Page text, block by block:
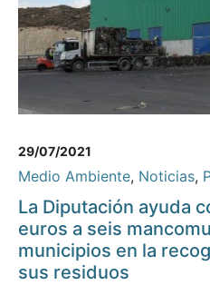
29/07/2021
Medio Ambiente, Noticias,
La Diputación ayuda
euros a seis
municipios en la
sus residuos